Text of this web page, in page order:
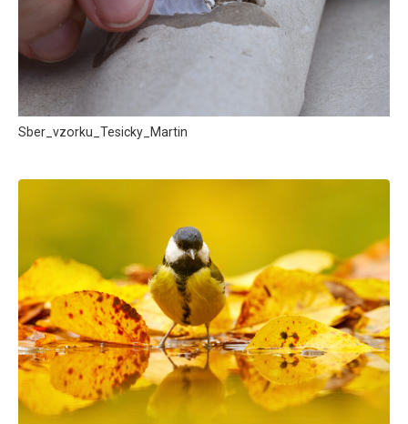
Sber_vzorku_Tesicky_Martin